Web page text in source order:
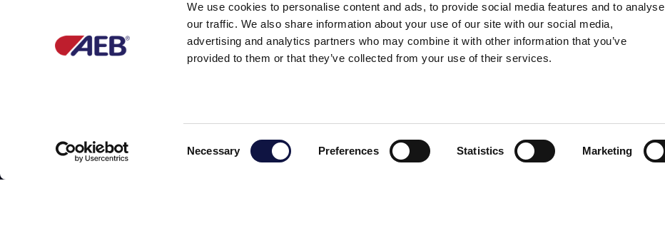
We use cookies to personalise content and ads, to provide social media features and to analyse
our traffic. We also share information about your use of our site with our social media,
advertising and analytics partners who may combine it with other information that you’ve
provided to them or that they’ve collected from your use of their services.
Necessary Preferences Statistics Marketing